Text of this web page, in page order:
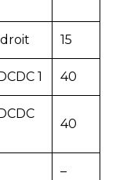
15
1 40
40
–